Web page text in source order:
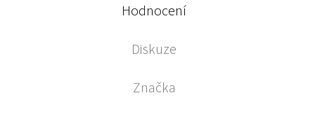
Hodnocení
Diskuze
Značka